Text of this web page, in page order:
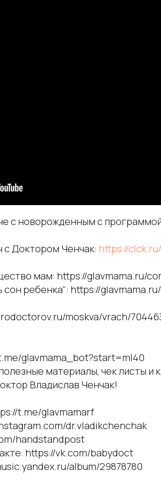
с новорожденным с
Доктором Ченчак: https://
мам: https://glavmama.ru/
сон ребенка": https://
moskva/vrach/
glavmama_bot?start=ml40
материалы, чек листы и
Владислав Ченчак!
t.me/glavmamarf
dr.vladikchenchak
handstandpost
https://vk.com/babydoct
album/29878780